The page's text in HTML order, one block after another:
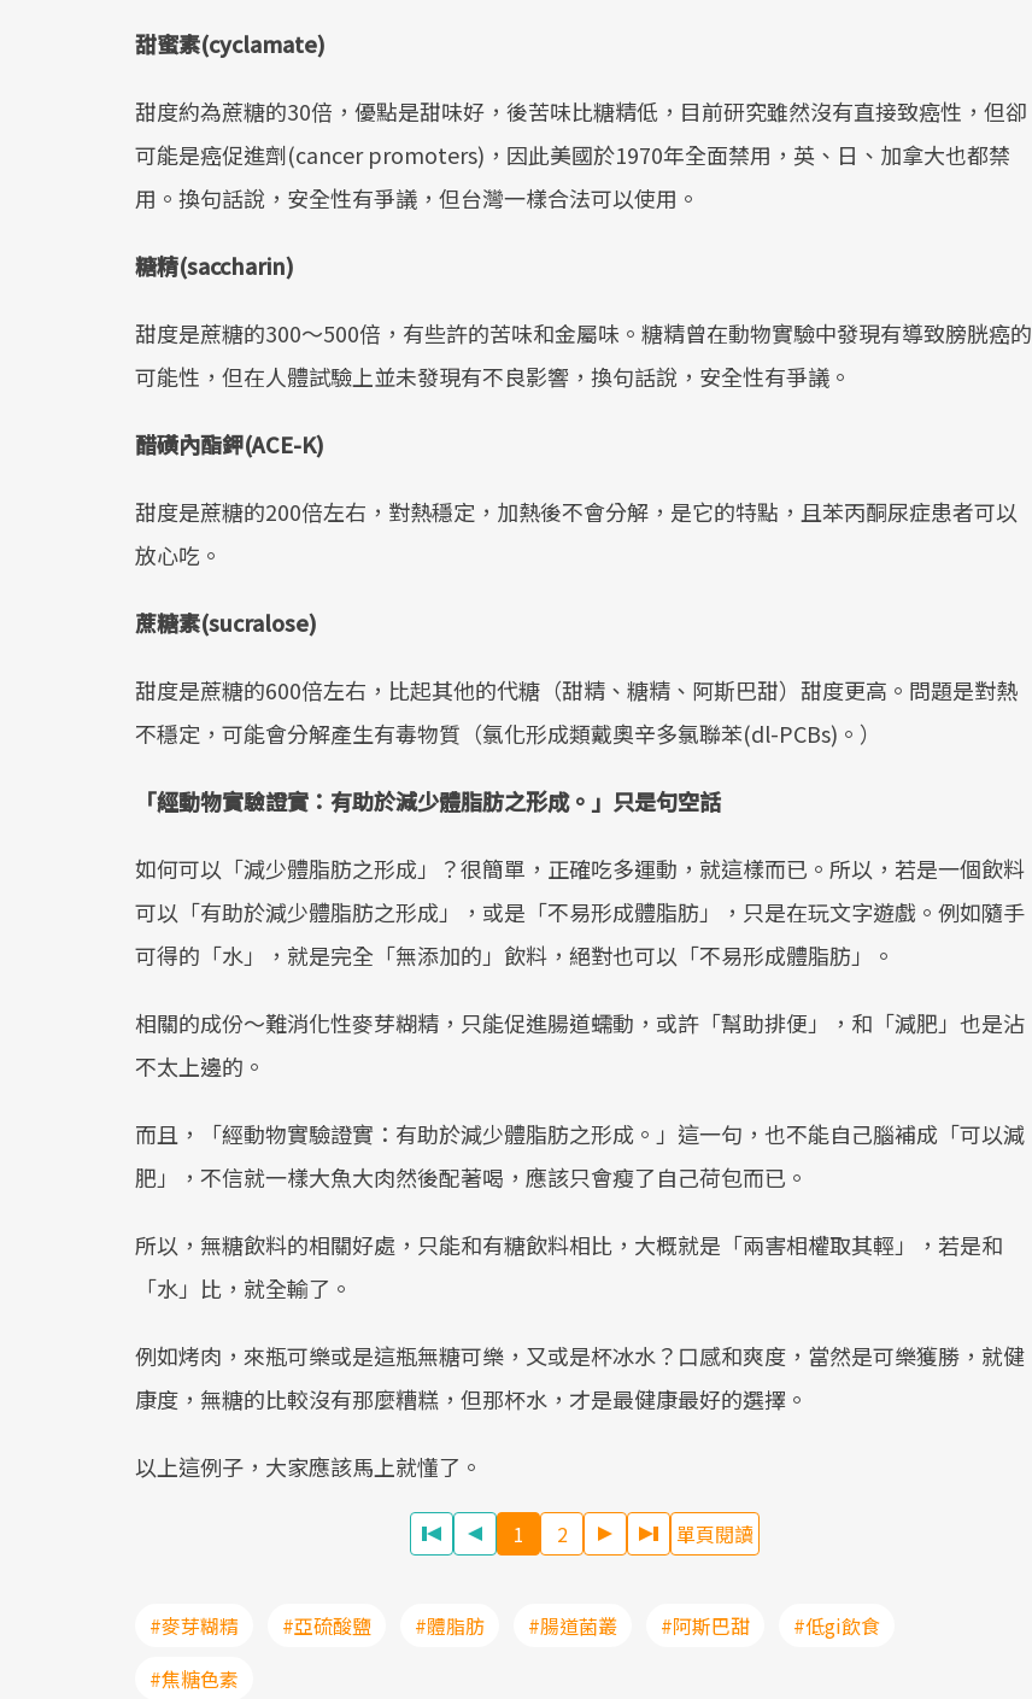
甜蜜素(cyclamate)
甜度約為蔗糖的30倍，優點是甜味好，後苦味比糖精低，目前研究雖然沒有直接致癌性，但卻
可能是癌促進劑(cancer promoters)，因此美國於1970年全面禁用，英、日、加拿大也都禁
用。換句話說，安全性有爭議，但台灣一樣合法可以使用。
糖精(saccharin)
甜度是蔗糖的300～500倍，有些許的苦味和金屬味。糖精曾在動物實驗中發現有導致膀胱癌的
可能性，但在人體試驗上並未發現有不良影響，換句話說，安全性有爭議。
醋磺內酯鉀(ACE-K)
甜度是蔗糖的200倍左右，對熱穩定，加熱後不會分解，是它的特點，且苯丙酮尿症患者可以
放心吃。
蔗糖素(sucralose)
甜度是蔗糖的600倍左右，比起其他的代糖（甜精、糖精、阿斯巴甜）甜度更高。問題是對熱
不穩定，可能會分解產生有毒物質（氯化形成類戴奧辛多氯聯苯(dl-PCBs)。）
「經動物實驗證實：有助於減少體脂肪之形成。」只是句空話
如何可以「減少體脂肪之形成」？很簡單，正確吃多運動，就這樣而已。所以，若是一個飲料
可以「有助於減少體脂肪之形成」，或是「不易形成體脂肪」，只是在玩文字遊戲。例如隨手
可得的「水」，就是完全「無添加的」飲料，絕對也可以「不易形成體脂肪」。
相關的成份～難消化性麥芽糊精，只能促進腸道蠕動，或許「幫助排便」，和「減肥」也是沾
不太上邊的。
而且，「經動物實驗證實：有助於減少體脂肪之形成。」這一句，也不能自己腦補成「可以減
肥」，不信就一樣大魚大肉然後配著喝，應該只會瘦了自己荷包而已。
所以，無糖飲料的相關好處，只能和有糖飲料相比，大概就是「兩害相權取其輕」，若是和
「水」比，就全輸了。
例如烤肉，來瓶可樂或是這瓶無糖可樂，又或是杯冰水？口感和爽度，當然是可樂獲勝，就健
康度，無糖的比較沒有那麼糟糕，但那杯水，才是最健康最好的選擇。
以上這例子，大家應該馬上就懂了。
1 2 單頁閱讀
#麥芽糊精 #亞硫酸鹽 #體脂肪 #腸道菌叢 #阿斯巴甜
#低gi飲食
#焦糖色素